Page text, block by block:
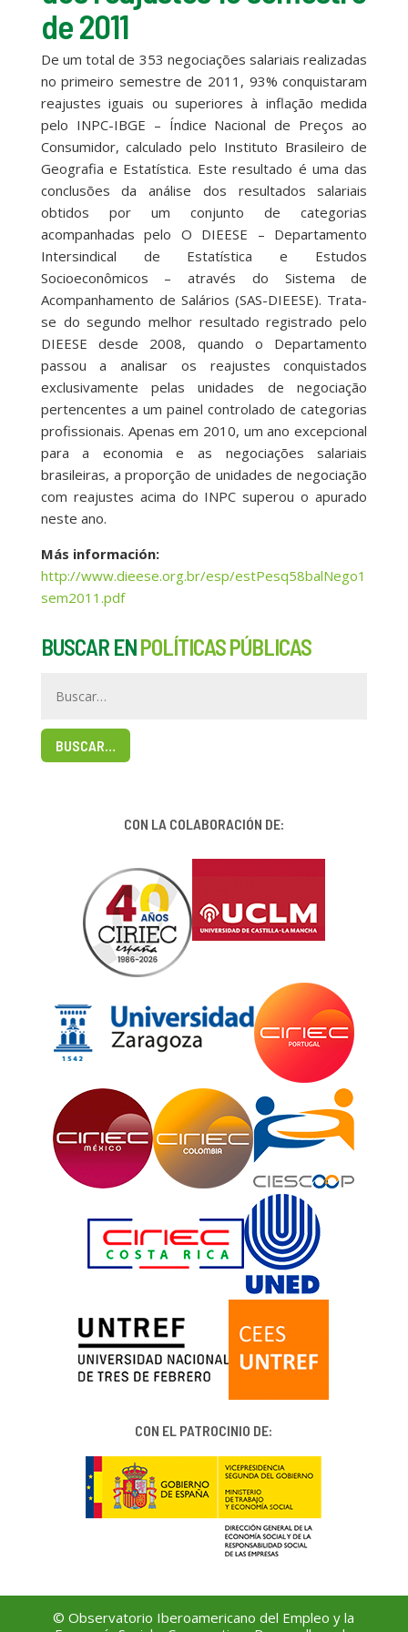
de 2011
De um total de 353 negociações salariais realizadas
no primeiro semestre de 2011, 93% conquistaram
reajustes iguais ou superiores à inflação medida
pelo INPC-IBGE – Índice Nacional de Preços ao
Consumidor, calculado pelo Instituto Brasileiro de
Geografia e Estatística. Este resultado é uma das
conclusões da análise dos resultados salariais
obtidos por um conjunto de categorias
acompanhadas pelo O DIEESE – Departamento
Intersindical de Estatística e Estudos
Socioeconômicos – através do Sistema de
Acompanhamento de Salários (SAS-DIEESE). Trata-
se do segundo melhor resultado registrado pelo
DIEESE desde 2008, quando o Departamento
passou a analisar os reajustes conquistados
exclusivamente pelas unidades de negociação
pertencentes a um painel controlado de categorias
profissionais. Apenas em 2010, um ano excepcional
para a economia e as negociações salariais
brasileiras, a proporção de unidades de negociação
com reajustes acima do INPC superou o apurado
neste ano.
Más información:
http://www.dieese.org.br/esp/estPesq58balNego1
sem2011.pdf
BUSCAR ENPOLÍTICAS PÚBLICAS
BUSCAR…
CON LA COLABORACIÓN DE:
CON EL PATROCINIO DE:
© Observatorio Iberoamericano del Empleo y la